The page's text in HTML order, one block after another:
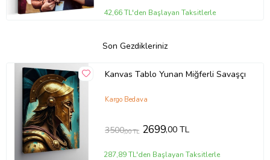
42,66 TL'den Başlayan Taksitlerle
Son Gezdikleriniz
Kanvas Tablo Yunan Miğferli Savaşçı
Kargo Bedava
3500,00 TL 2699,00 TL
287,89 TL'den Başlayan Taksitlerle